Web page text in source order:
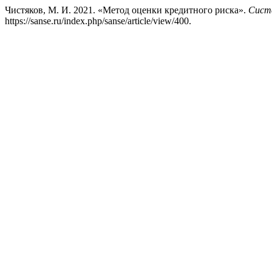
Чистяков, М. И. 2021. «Метод оценки кредитного риска».
https://sanse.ru/index.php/sanse/article/view/400.